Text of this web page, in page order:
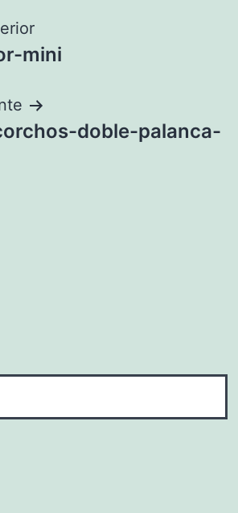
mini
doble-palanca-